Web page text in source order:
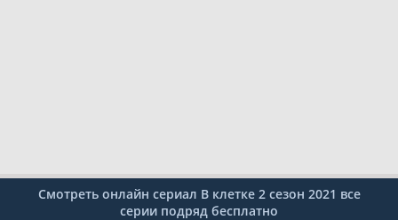
Смотреть онлайн сериал В клетке 2 сезон 2021 все
серии подряд бесплатно